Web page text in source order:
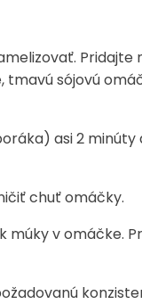
sójovú
asi 2
chuť omáčky.
múky v omáčke.